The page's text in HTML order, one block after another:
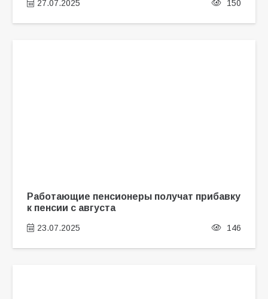
27.07.2025 150
Работающие пенсионеры получат прибавку
к пенсии с августа
23.07.2025 146